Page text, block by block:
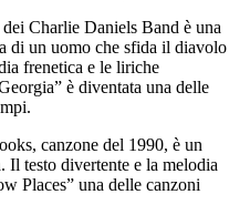
dei Charlie Daniels Band è una
di un uomo che sfida il diavolo
frenetica e le liriche
è diventata una delle
canzone del 1990, è un
Il testo divertente e la melodia
Places” una delle canzoni